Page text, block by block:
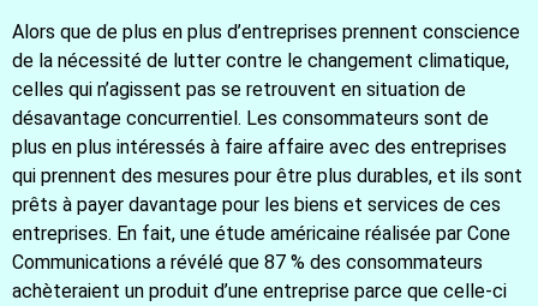
Alors que de plus en plus d’entreprises prennent conscience
de la nécessité de lutter contre le changement climatique,
celles qui n’agissent pas se retrouvent en situation de
désavantage concurrentiel. Les consommateurs sont de
plus en plus intéressés à faire affaire avec des entreprises
qui prennent des mesures pour être plus durables, et ils sont
prêts à payer davantage pour les biens et services de ces
entreprises. En fait, une étude américaine réalisée par Cone
Communications a révélé que 87 % des consommateurs
achèteraient un produit d’une entreprise parce que celle-ci